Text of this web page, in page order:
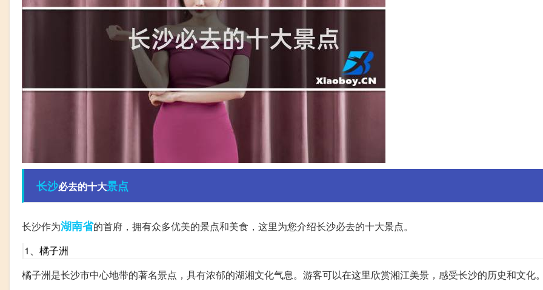
长沙必去的十大景点
长沙作为湖南省的首府，拥有众多优美的景点和美食，这里为您介绍长沙必去的十大景点。
1、橘子洲
橘子洲是长沙市中心地带的著名景点，具有浓郁的湖湘文化气息。游客可以在这里欣赏湘江美景，感受长沙的历史和文化。